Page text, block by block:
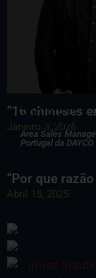
“16 chineses
Janeiro 3, 2026
RICARDO
CALDAS
Area Sales
Portugal da DAYCO
“Por que
Abril 15, 2025